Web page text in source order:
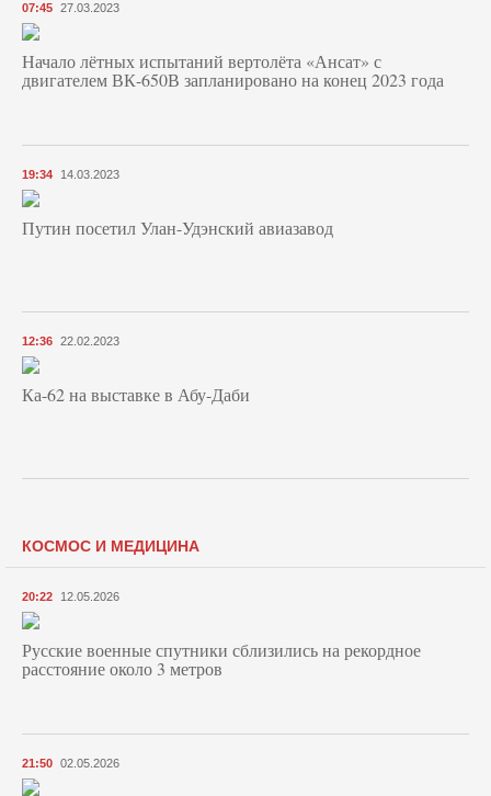
07:45 27.03.2023
Начало лётных испытаний вертолёта «Ансат» с
двигателем ВК-650В запланировано на конец 2023 года
19:34 14.03.2023
Путин посетил Улан-Удэнский авиазавод
12:36 22.02.2023
Ка-62 на выставке в Абу-Даби
КОСМОС И МЕДИЦИНА
20:22 12.05.2026
Русские военные спутники сблизились на рекордное
расстояние около 3 метров
21:50 02.05.2026